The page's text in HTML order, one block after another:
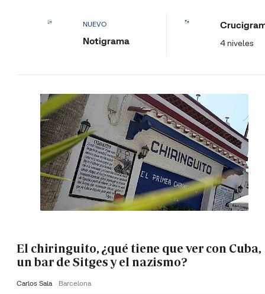
NUEVO
Notigrama 4 niveles
El chiringuito, ¿qué tiene que ver con Cuba,
un bar de Sitges y el nazismo?
Carlos Sala Barcelona